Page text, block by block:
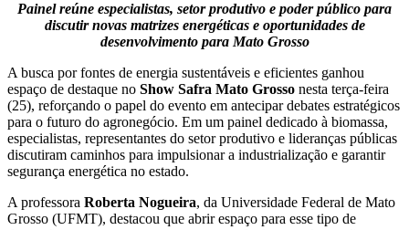
Painel reúne especialistas, setor produtivo e poder público para
discutir novas matrizes energéticas e oportunidades de
desenvolvimento para Mato Grosso
A busca por fontes de energia sustentáveis e eficientes ganhou
espaço de destaque no Show Safra Mato Grosso nesta terça-feira
(25), reforçando o papel do evento em antecipar debates estratégicos
para o futuro do agronegócio. Em um painel dedicado à biomassa,
especialistas, representantes do setor produtivo e lideranças públicas
discutiram caminhos para impulsionar a industrialização e garantir
segurança energética no estado.
A professora Roberta Nogueira, da Universidade Federal de Mato
Grosso (UFMT), destacou que abrir espaço para esse tipo de